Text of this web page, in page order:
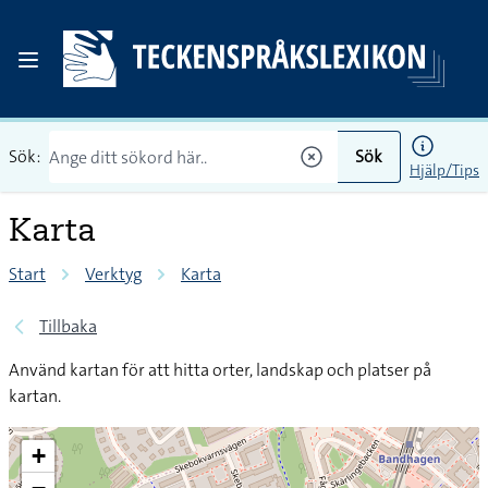
Sök: Sök
Hjälp/Tips
Karta
Start Verktyg Karta
Tillbaka
Använd kartan för att hitta orter, landskap och platser på
kartan.
+